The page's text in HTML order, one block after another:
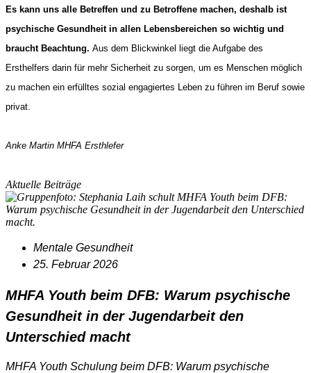
Es kann uns alle Betreffen und zu Betroffene machen, deshalb ist
psychische Gesundheit in allen Lebensbereichen so wichtig und
braucht Beachtung. Aus dem Blickwinkel liegt die Aufgabe des
Ersthelfers darin für mehr Sicherheit zu sorgen, um es Menschen möglich
zu machen ein erfülltes sozial engagiertes Leben zu führen im Beruf sowie
privat.
Anke Martin MHFA Ersthlefer
Aktuelle Beiträge
Mentale Gesundheit
25. Februar 2026
MHFA Youth beim DFB: Warum psychische
Gesundheit in der Jugendarbeit den
Unterschied macht
MHFA Youth Schulung beim DFB: Warum psychische